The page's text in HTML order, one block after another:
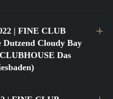
| FINE CLUB
Dutzend Cloudy Bay
Das